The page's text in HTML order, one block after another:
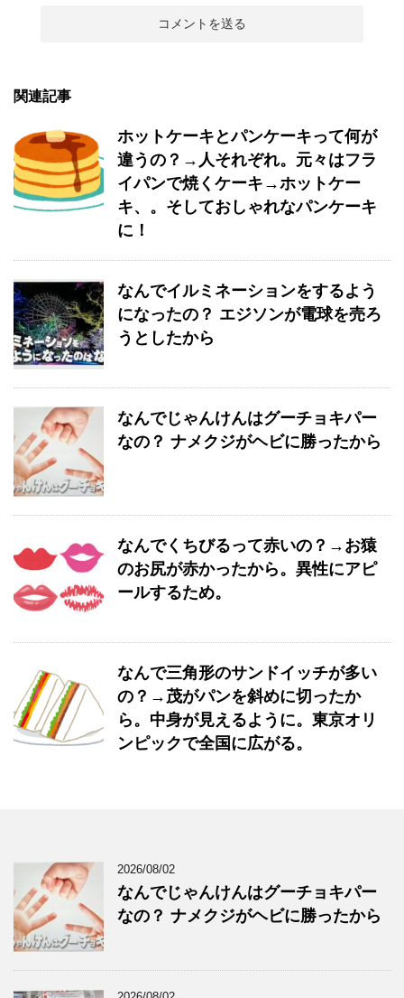
関連記事
ホットケーキとパンケーキって何が
違うの？→人それぞれ。元々はフラ
イパンで焼くケーキ→ホットケー
キ、。そしておしゃれなパンケーキ
に！
なんでイルミネーションをするよう
になったの？ エジソンが電球を売ろ
うとしたから
なんでじゃんけんはグーチョキパー
なの？ ナメクジがヘビに勝ったから
なんでくちびるって赤いの？→お猿
のお尻が赤かったから。異性にアピ
ールするため。
なんで三角形のサンドイッチが多い
の？→茂がパンを斜めに切ったか
ら。中身が見えるように。東京オリ
ンピックで全国に広がる。
2026/08/02
なんでじゃんけんはグーチョキパー
なの？ ナメクジがヘビに勝ったから